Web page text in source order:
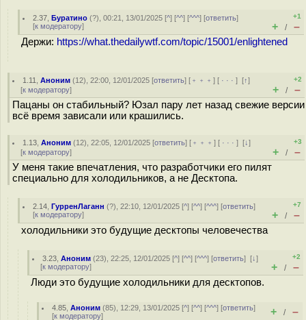
2.37 ,Буратино (?), 00:21, 13/01/2025 [^] [^^] [^^^] [ответить]
[к модератору]
+1
+ / –
Держи: https://what.thedailywtf.com/topic/15001/enlightened
1.11 ,Аноним (12), 22:00, 12/01/2025 [ответить] [ ﹢﹢﹢] [ · · ·][↑]
[к модератору]
+2
+ / –
Пацаны он стабильный? Юзал пару лет назад свежие версии
всё время зависали или крашились.
1.13 ,Аноним (12), 22:05, 12/01/2025 [ответить] [ ﹢﹢﹢] [ · · ·][↓]
[к модератору]
+3
+ / –
У меня такие впечатления, что разработчики его пилят
специально для холодильников, а не Десктопа.
2.14 ,ГурренЛаганн (?), 22:10, 12/01/2025 [^] [^^] [^^^] [ответить]
[к модератору]
+7
+ / –
холодильники это будущие десктопы человечества
3.23 ,Аноним (23), 22:25, 12/01/2025 [^] [^^] [^^^] [ответить][↓]
[к модератору]
+2
+ / –
Люди это будущие холодильники для десктопов.
4.85 ,Аноним (85), 12:29, 13/01/2025 [^] [^^] [^^^] [ответить]
[к модератору] + / –